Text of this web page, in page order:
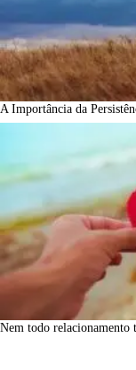
A Importância da
Nem todo relacionamento